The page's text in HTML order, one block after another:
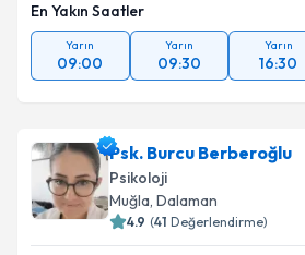
En Yakın Saatler
Yarın
09:00
Yarın
09:30
Yarın
16:30
Psk. Burcu Berberoğlu
Psikoloji
Muğla, Dalaman
4.9 (41 Değerlendirme)